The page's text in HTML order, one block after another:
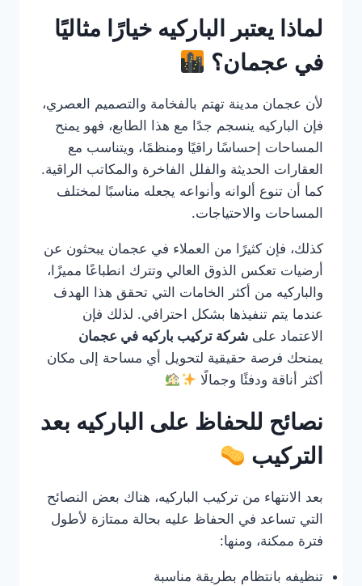
لماذا يعتبر الباركيه خيارًا مثاليًا
في عجمان؟
لأن عجمان مدينة تهتم بالفخامة والتصميم العصري،
فإن الباركيه ينسجم جدًا مع هذا الطابع، فهو يمنح
المساحات إحساسًا راقيًا ومنظمًا، ويتناسب مع
العقارات الحديثة والفلل الفاخرة والمكاتب الراقية.
كما أن تنوع ألوانه وأنواعه يجعله مناسبًا لمختلف
المساحات والاحتياجات.
كذلك، فإن كثيرًا من العملاء في عجمان يبحثون عن
أرضيات تعكس الذوق العالي وتترك انطباعًا مميزًا،
والباركيه من أكثر الخامات التي تحقق هذا الهدف
عندما يتم تنفيذها بشكل احترافي. لذلك فإن
الاعتماد على شركة تركيب باركيه في عجمان
يمنحك فرصة حقيقية لتحويل أي مساحة إلى مكان
أكثر أناقة ودفئًا وجمالًا
نصائح للحفاظ على الباركيه بعد
التركيب
بعد الانتهاء من تركيب الباركيه، هناك بعض النصائح
التي تساعد في الحفاظ عليه بحالة ممتازة لأطول
فترة ممكنة، ومنها:
تنظيفه بانتظام بطريقة مناسبة